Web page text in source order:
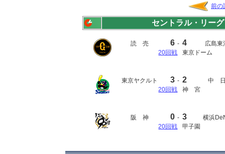
前の
セントラル・リーグ
読 売 6 - 4
広島東
20回戦
東京ドーム
東京ヤクルト 3 - 2
中
20回戦
神 宮
阪 神 0 - 3
横浜
20回戦
甲子園